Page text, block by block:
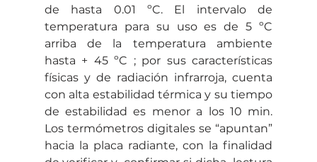
de hasta 0.01 ºC. El intervalo de
temperatura para su uso es de 5 ºC
arriba de la temperatura ambiente
hasta + 45 ºC ; por sus características
físicas y de radiación infrarroja, cuenta
con alta estabilidad térmica y su tiempo
de estabilidad es menor a los 10 min.
Los termómetros digitales se “apuntan”
hacia la placa radiante, con la finalidad